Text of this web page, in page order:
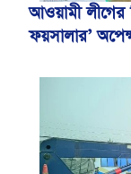
আওয়ামী লীগের
ফয়সালার’